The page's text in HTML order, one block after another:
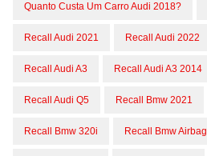
Quanto Custa Um Carro Audi 2018?
Recall Audi 2021 Recall Audi 2022
Recall Audi A3 Recall Audi A3 2014
Recall Audi Q5 Recall Bmw 2021
Recall Bmw 320i Recall Bmw Airbag